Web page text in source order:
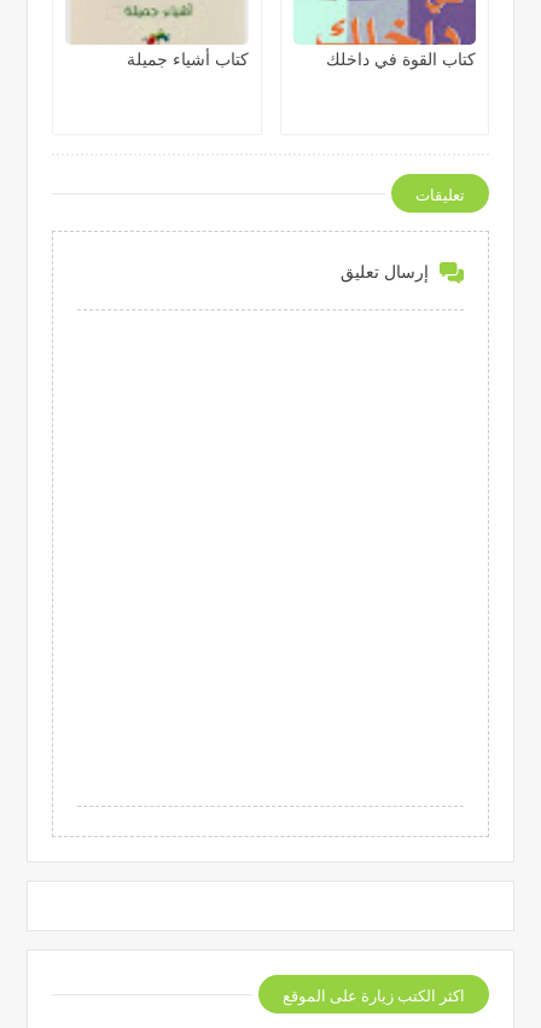
كتاب القوة في داخلك كتاب أشياء جميلة
تعليقات
إرسال تعليق
اكثر الكتب زيارة على الموقع